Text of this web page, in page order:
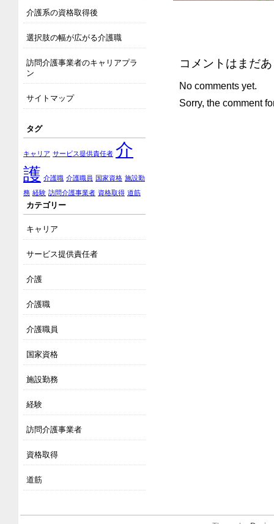
介護系の資格取得後
選択肢の幅が広がる介護職
訪問介護事業者のキャリアプラ
ン
サイトマップ
タグ
キャリア サービス提供責任者 介
護 介護職 介護職員 国家資格 施設勤
務 経験 訪問介護事業者 資格取得 道筋
カテゴリー
キャリア
サービス提供責任者
介護
介護職
介護職員
国家資格
施設勤務
経験
訪問介護事業者
資格取得
道筋
コメントはまだ
No comments yet.
Sorry, the comment